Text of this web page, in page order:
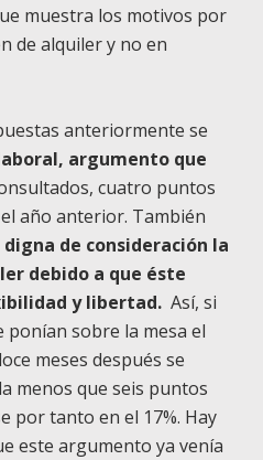
muestra los motivos por
de alquiler y no en
anteriormente se
argumento que
cuatro puntos
año anterior. También
de consideración la
debido a que éste
y libertad. Así, si
ponían sobre la mesa el
meses después se
menos que seis puntos
por tanto en el 17%. Hay
este argumento ya venía